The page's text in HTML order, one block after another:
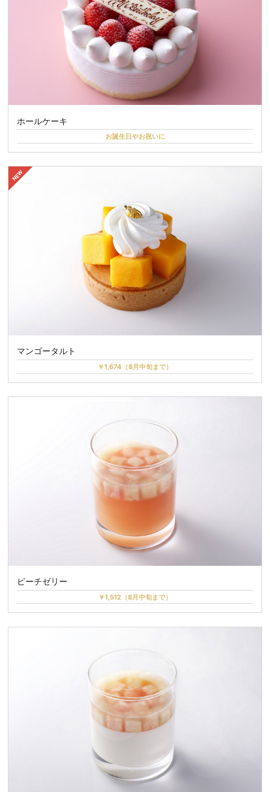
ホールケーキ
お誕生日やお祝いに
マンゴータルト
￥1,674（8月中旬まで）
ピーチゼリー
￥1,512（8月中旬まで）